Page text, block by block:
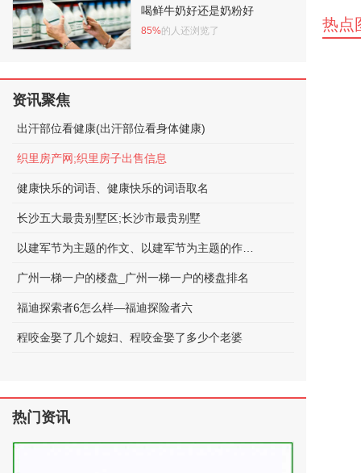
喝鲜牛奶好还是奶粉好
85%的人还浏览了
资讯聚焦
出汗部位看健康(出汗部位看身体健康)
织里房产网;织里房子出售信息
健康快乐的词语、健康快乐的词语取名
长沙五大最贵别墅区;长沙市最贵别墅
广州一梯一户的楼盘_广州一梯一户的楼盘排名
福迪探索者6怎么样—福迪探险者六
程咬金娶了几个媳妇、程咬金娶了多少个老婆
热门资讯
热点